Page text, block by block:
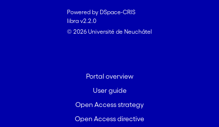
Powered by DSpace-CRIS
libra v2.2.0
© 2026 Université de Neuchâtel
Portal overview
User guide
Open Access strategy
Open Access directive